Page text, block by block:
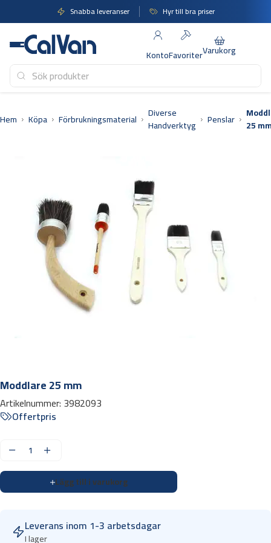
till
innehåll
Snabba leveranser Hyr till bra priser
KontoFavoriterVarukorg
Hem Köpa Förbrukningsmaterial
Diverse
Handverktyg
Penslar
25
Moddlare 25 mm
Artikelnummer: 3982093
Offertpris
o
d
Lägg till i varukorg
Leverans inom 1-3 arbetsdagar
I lager